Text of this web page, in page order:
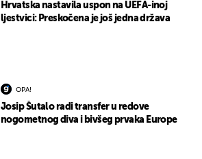
Hrvatska nastavila uspon na UEFA-inoj
ljestvici: Preskočena je još jedna država
OPA!
Josip Šutalo radi transfer u redove
nogometnog diva i bivšeg prvaka Europe